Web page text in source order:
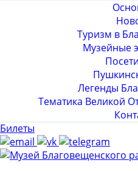
Туризм в
Музейные
Легенды
Тематика Великой
Билеты